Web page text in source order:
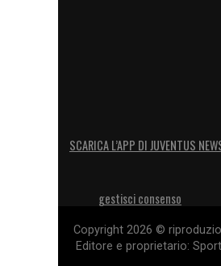
SCARICA L’APP DI JUVENTUS
gestisci consenso
Copyright 2026 ©
Editore e proprietario: